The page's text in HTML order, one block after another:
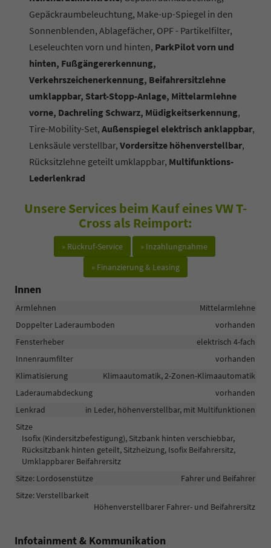
Gepäckraumbeleuchtung, Make-up-Spiegel in den
Sonnenblenden, Ablagefächer, OPF - Partikelfilter,
Leseleuchten vorn und hinten, ParkPilot vorn und
hinten, Fußgängererkennung,
Verkehrszeichenerkennung, Beifahrersitzlehne
umklappbar, Start-Stopp-Anlage, Mittelarmlehne
vorne, Dachreling Schwarz, Müdigkeitserkennung,
Tire-Mobility-Set, Außenspiegel elektrisch anklappbar,
Lenksäule verstellbar, Vordersitze höhenverstellbar,
Rücksitzlehne geteilt umklappbar, Multifunktions-
Lederlenkrad
Unsere Services beim Kauf eines VW T-
Cross als Reimport:
» Rückruf-Service
» Inzahlungnahme
» Finanzierung & Leasing
Innen
Armlehnen
Mittelarmlehne
Doppelter Laderaumboden
vorhanden
Fensterheber
elektrisch 4-fach
Innenraumfilter
vorhanden
Klimatisierung
Klimaautomatik, 2-Zonen-Klimaautomatik
Laderaumabdeckung
vorhanden
Lenkrad
in Leder, höhenverstellbar, mit Multifunktionen
Sitze
Isofix (Kindersitzbefestigung), Sitzbank hinten verschiebbar,
Rücksitzbank hinten geteilt, Sitzheizung, Isofix Beifahrersitz,
Umklappbarer Beifahrersitz
Sitze: Lordosenstütze
Fahrer und Beifahrer
Sitze: Verstellbarkeit
Höhenverstellbarer Fahrer- und Beifahrersitz
Infotainment & Kommunikation